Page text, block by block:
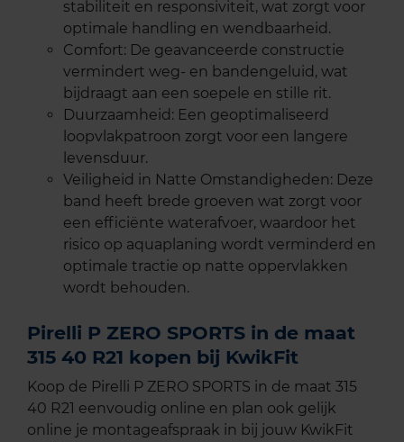
stabiliteit en responsiviteit, wat zorgt voor
optimale handling en wendbaarheid.
Comfort: De geavanceerde constructie
vermindert weg- en bandengeluid, wat
bijdraagt aan een soepele en stille rit.
Duurzaamheid: Een geoptimaliseerd
loopvlakpatroon zorgt voor een langere
levensduur.
Veiligheid in Natte Omstandigheden: Deze
band heeft brede groeven wat zorgt voor
een efficiënte waterafvoer, waardoor het
risico op aquaplaning wordt verminderd en
optimale tractie op natte oppervlakken
wordt behouden.
Pirelli P ZERO SPORTS in de maat
315 40 R21 kopen bij KwikFit
Koop de Pirelli P ZERO SPORTS in de maat 315
40 R21 eenvoudig online en plan ook gelijk
online je montageafspraak in bij jouw KwikFit